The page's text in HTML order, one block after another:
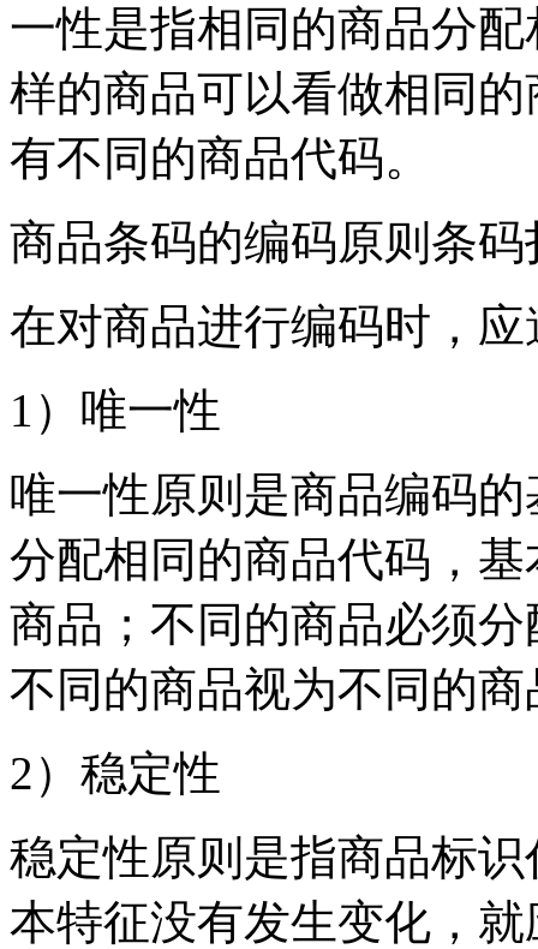
一性是指相同的商品分
样的商品可以看做相同
有不同的商品代码。
商品条码的编码原则条
在对商品进行编码时，
1）唯一性
唯一性原则是商品编码
分配相同的商品代码，
商品；不同的商品必须
不同的商品视为不同的商
2）稳定性
稳定性原则是指商品标
本特征没有发生变化，